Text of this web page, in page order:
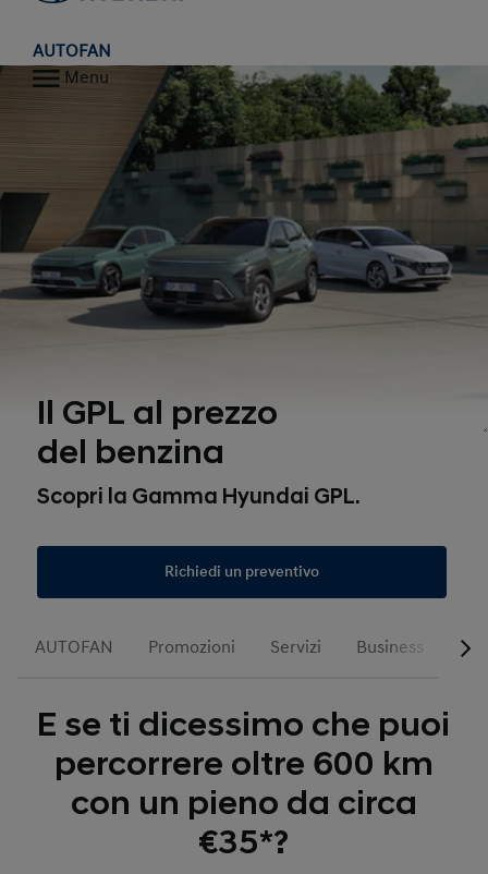
AUTOFAN
Menu
Il GPL al prezzo
del benzina
Scopri la Gamma Hyundai GPL.
Richiedi un preventivo
AUTOFAN Promozioni Servizi Business
E se ti dicessimo che puoi
percorrere oltre 600 km
con un pieno da circa
€35*?